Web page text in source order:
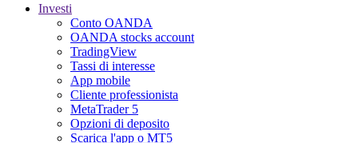
Investi
Conto OANDA
OANDA stocks account
TradingView
Tassi di interesse
App mobile
Cliente professionista
MetaTrader 5
Opzioni di deposito
Scarica l'app o MT5